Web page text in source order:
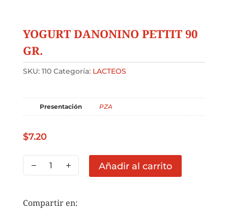
YOGURT DANONINO PETTIT 90
GR.
SKU: 110 Categoría: LACTEOS
Presentación PZA
$7.20
YOGURT
DANONINO
GR.
Añadir al carrito
Compartir en: